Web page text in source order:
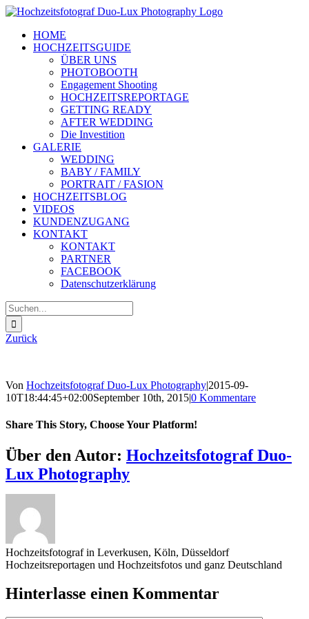
Zum
springenHOME
HOCHZEITSGUIDE
ÜBER UNS
PHOTOBOOTH
Engagement Shooting
HOCHZEITSREPORTAGE
GETTING READY
AFTER WEDDING
Die Investition
GALERIE
WEDDING
BABY / FAMILY
PORTRAIT / FASION
HOCHZEITSBLOG
VIDEOS
KUNDENZUGANG
KONTAKT
KONTAKT
PARTNER
FACEBOOK
Datenschutzerklärung
Suche
nach:
Zurück
Von Hochzeitsfotograf Duo-Lux Photography|2015-09-
10T18:44:45+02:00September 10th, 2015|0 Kommentare
Share This Story, Choose Your Platform!
Sharing_facebook
Sharing_twitter
Sharing_reddit
Über den Autor: Hochzeitsfotograf Duo-
Lux Photography
Hochzeitsfotograf in Leverkusen, Köln, Düsseldorf
Hochzeitsreportagen und Hochzeitsfotos und ganz Deutschland
Hinterlasse einen Kommentar